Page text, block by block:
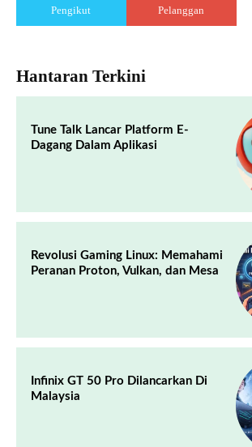
Pengikut Pelanggan
Hantaran Terkini
Tune Talk Lancar Platform E-
Dagang Dalam Aplikasi
Revolusi Gaming Linux: Memahami
Peranan Proton, Vulkan, dan Mesa
Infinix GT 50 Pro Dilancarkan Di
Malaysia